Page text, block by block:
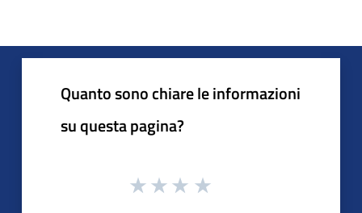
Quanto sono chiare le informazioni
su questa pagina?